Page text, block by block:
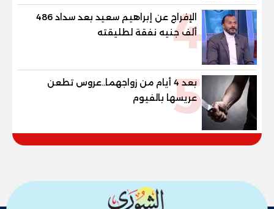
4
الإفراج عن إبراهيم سعيد بعد سداد 486
ألف جنيه نفقة لطليقته
5بعد 4 أيام من زواجهما..عروس تطعن
عريسها بالفيوم